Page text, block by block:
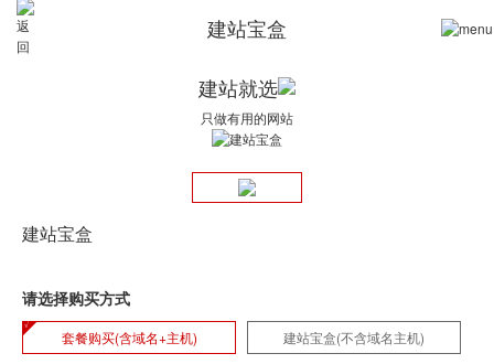
建站宝盒
建站就选
只做有用的网站
建站宝盒
请选择购买方式
套餐购买(含域名+主机) 建站宝盒(不含域名主机)